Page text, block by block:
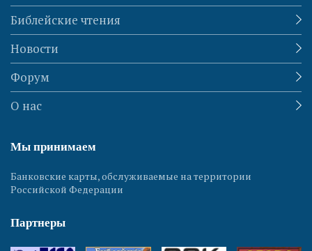
Библейские чтения
Новости
Форум
О нас
Мы принимаем
Банковские карты, обслуживаемые на территории
Российской Федерации
Партнеры